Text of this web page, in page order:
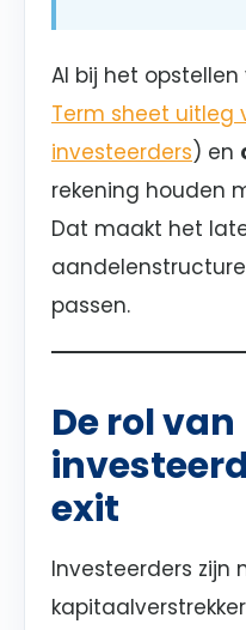
Al bij het opstellen
Term sheet uitleg
investeerders) en
rekening houden
Dat maakt het
passen.
De rol van
exit
Investeerders zijn